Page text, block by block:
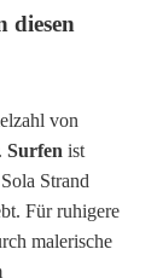
diesen
von
Surfen ist
Sola Strand
Für ruhigere
malerische